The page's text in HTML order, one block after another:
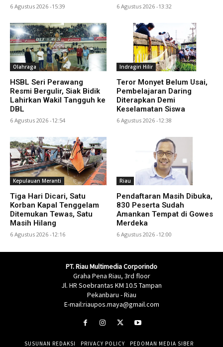
6 Agustus 2026 -15:39 6 Agustus 2026 -13:32
Olahraga
HSBL Seri Perawang
Resmi Bergulir, Siak Bidik
Lahirkan Wakil Tangguh ke
DBL
6 Agustus 2026 -12:54
Indragiri Hilir
Teror Monyet Belum Usai,
Pembelajaran Daring
Diterapkan Demi
Keselamatan Siswa
6 Agustus 2026 -12:38
Kepulauan Meranti
Tiga Hari Dicari, Satu
Korban Kapal Tenggelam
Ditemukan Tewas, Satu
Masih Hilang
6 Agustus 2026 -12:16
Riau
Pendaftaran Masih Dibuka,
830 Peserta Sudah
Amankan Tempat di Gowes
Merdeka
6 Agustus 2026 -12:00
PT. Riau Multimedia Corporindo
Graha Pena Riau, 3rd floor
Jl. HR Soebrantas KM 10.5 Tampan
Pekanbaru - Riau
E-mail:riaupos.maya@gmail.com
SUSUNAN REDAKSI PRIVACY POLICY PEDOMAN MEDIA SIBER